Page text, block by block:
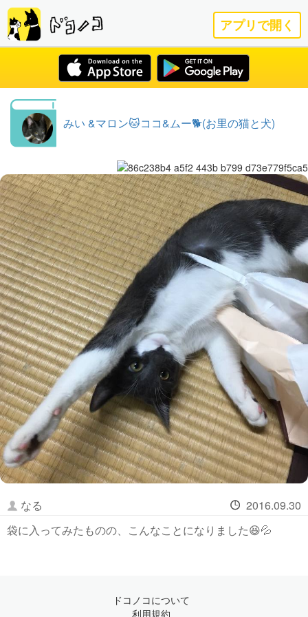
アプリで開く
みい &マロン🐱ココ&ムー🐕(お里の猫と犬)
なる
2016.09.30
袋に入ってみたものの、こんなことになりました😆💦
ドコノコについて
利用規約